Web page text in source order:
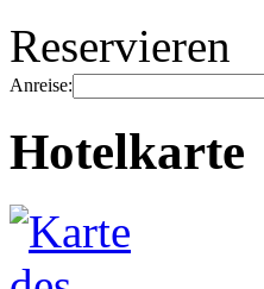
Reservieren
Anreise:
Hotelkarte